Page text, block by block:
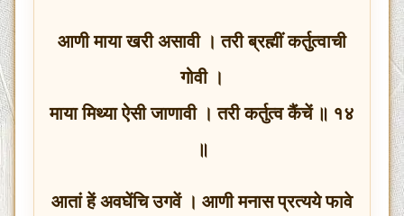
आणी माया खरी असावी । तरी ब्रह्मीं कर्तुत्वाची
गोवी ।
माया मिथ्या ऐसी जाणावी । तरी कर्तुत्व कैंचें ॥ १४
॥
आतां हें अवघेंचि उगवें । आणी मनास प्रत्यये फावे